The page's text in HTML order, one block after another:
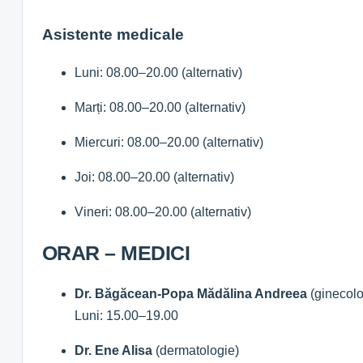
Asistente medicale
Luni: 08.00–20.00 (alternativ)
Marți: 08.00–20.00 (alternativ)
Miercuri: 08.00–20.00 (alternativ)
Joi: 08.00–20.00 (alternativ)
Vineri: 08.00–20.00 (alternativ)
ORAR – MEDICI
Dr. Băgăcean-Popa Mădălina Andreea
Luni: 15.00–19.00
Dr. Ene Alisa(dermatologie)